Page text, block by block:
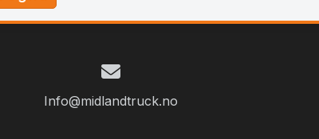
Info@midlandtruck.no